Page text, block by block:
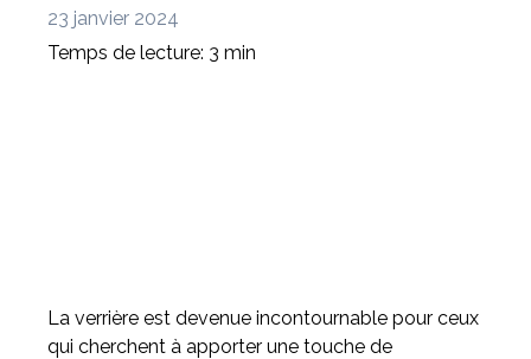
23 janvier 2024
Temps de lecture: 3 min
La verrière est devenue incontournable pour ceux
qui cherchent à apporter une touche de